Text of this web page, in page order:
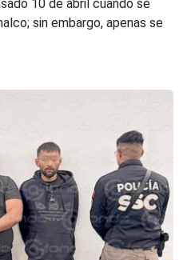
10 de abril cuando se
sin embargo, apenas se